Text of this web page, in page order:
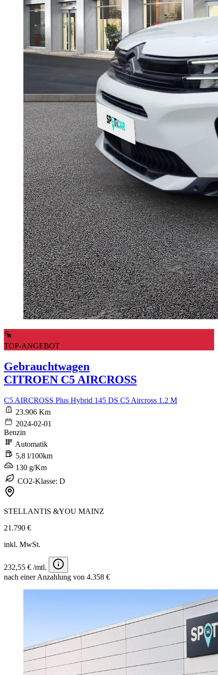
TOP-ANGEBOT
Gebrauchtwagen
CITROEN C5 AIRCROSS
C5 AIRCROSS Plus Hybrid 145 DS C5 Aircross 1.2 M
23.906 Km
2024-02-01
Benzin
Automatik
5,8 l/100km
130 g/Km
CO2-Klasse: D
STELLANTIS &YOU MAINZ
21.790 €
inkl. MwSt.
232,55 € /mtl.
nach einer Anzahlung von 4.358 €